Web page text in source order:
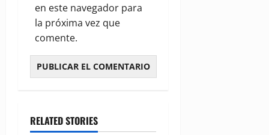
en este navegador para
la próxima vez que
comente.
RELATED STORIES